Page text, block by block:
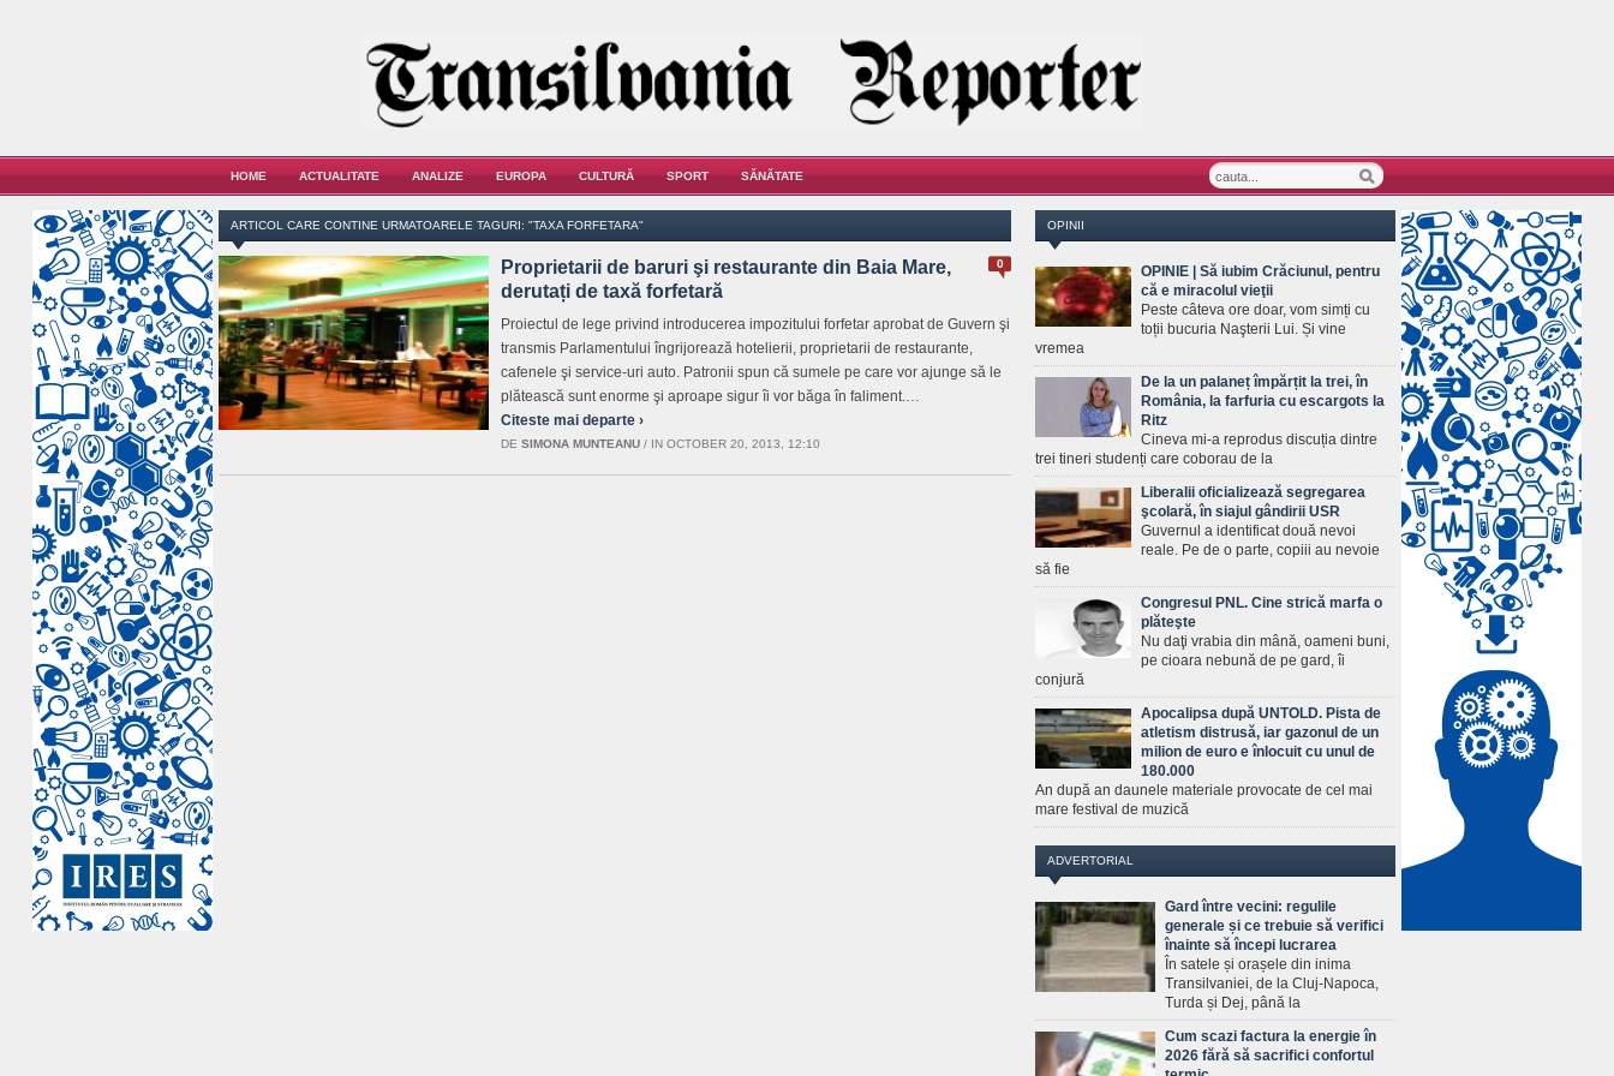
HOME ACTUALITATE ANALIZE EUROPA CULTURĂ SPORT SĂNĂTATE
ARTICOL CARE CONTINE URMATOARELE TAGURI: "TAXA FORFETARA"
0
Proprietarii de baruri şi restaurante din Baia Mare,
derutați de taxă forfetară
Proiectul de lege privind introducerea impozitului forfetar aprobat de Guvern şi
transmis Parlamentului îngrijorează hotelierii, proprietarii de restaurante,
cafenele şi service-uri auto. Patronii spun că sumele pe care vor ajunge să le
plătească sunt enorme şi aproape sigur îi vor băga în faliment.…
Citeste mai departe ›
DE SIMONA MUNTEANU / IN OCTOBER 20, 2013, 12:10
OPINII
OPINIE | Să iubim Crăciunul, pentru
că e miracolul vieţii
Peste câteva ore doar, vom simți cu
toții bucuria Naşterii Lui. Și vine
vremea
De la un palaneț împărțit la trei, în
România, la farfuria cu escargots la
Ritz
Cineva mi-a reprodus discuția dintre
trei tineri studenți care coborau de la
Liberalii oficializează segregarea
şcolară, în siajul gândirii USR
Guvernul a identificat două nevoi
reale. Pe de o parte, copiii au nevoie
să fie
Congresul PNL. Cine strică marfa o
plăteşte
Nu daţi vrabia din mână, oameni buni,
pe cioara nebună de pe gard, îi
conjură
Apocalipsa după UNTOLD. Pista de
atletism distrusă, iar gazonul de un
milion de euro e înlocuit cu unul de
180.000
An după an daunele materiale provocate de cel mai
mare festival de muzică
ADVERTORIAL
Gard între vecini: regulile
generale și ce trebuie să verifici
înainte să începi lucrarea
În satele și orașele din inima
Transilvaniei, de la Cluj-Napoca,
Turda și Dej, până la
Cum scazi factura la energie în
2026 fără să sacrifici confortul